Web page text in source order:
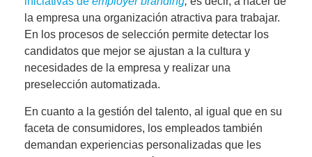
la empresa una organización atractiva para trabajar.
En los procesos de selección permite detectar los
candidatos que mejor se ajustan a la cultura y
necesidades de la empresa y realizar una
preselección automatizada.
En cuanto a la gestión del talento, al igual que en su
faceta de consumidores, los empleados también
demandan experiencias personalizadas que les